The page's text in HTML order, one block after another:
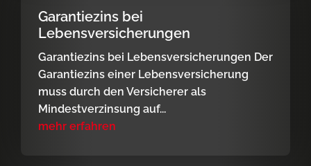
Garantiezins bei
Lebensversicherungen
Garantiezins bei Lebensversicherungen Der
Garantiezins einer Lebensversicherung
muss durch den Versicherer als
Mindestverzinsung auf...
mehr erfahren